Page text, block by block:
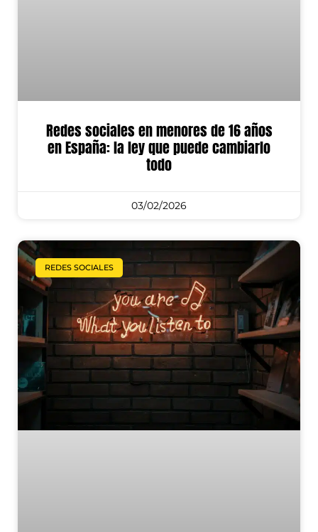
Redes sociales en menores de 16 años
en España: la ley que puede cambiarlo
todo
03/02/2026
REDES SOCIALES